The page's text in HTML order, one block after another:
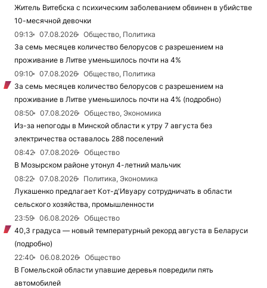
Житель Витебска с психическим заболеванием обвинен в убийстве
10-месячной девочки
09:13
07.08.2026
Общество, Политика
За семь месяцев количество белорусов с разрешением на
проживание в Литве уменьшилось почти на 4%
09:10
07.08.2026
Общество, Политика
За семь месяцев количество белорусов с разрешением на
проживание в Литве уменьшилось почти на 4% (подробно)
08:50
07.08.2026
Общество, Экономика
Из-за непогоды в Минской области к утру 7 августа без
электричества оставалось 288 поселений
08:42
07.08.2026
Общество
В Мозырском районе утонул 4-летний мальчик
08:22
07.08.2026
Политика, Экономика
Лукашенко предлагает Кот-д'Ивуару сотрудничать в области
сельского хозяйства, промышленности
23:59
06.08.2026
Общество
40,3 градуса — новый температурный рекорд августа в Беларуси
(подробно)
22:40
06.08.2026
Общество
В Гомельской области упавшие деревья повредили пять
автомобилей